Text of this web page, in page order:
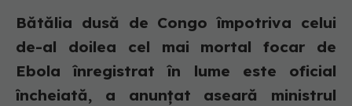
Bătălia dusă de Congo împotriva celui
de-al doilea cel mai mortal focar de
Ebola înregistrat în lume este oficial
încheiată, a anunțat aseară ministrul